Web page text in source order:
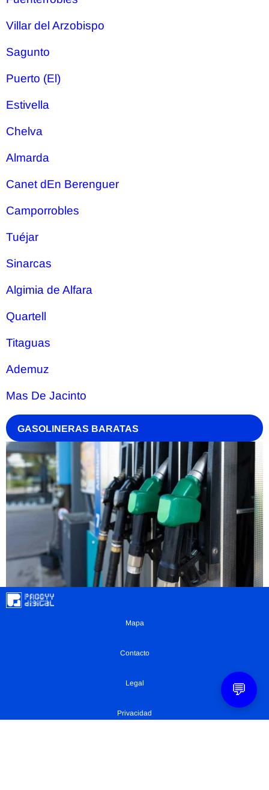
Villar del Arzobispo
Sagunto
Puerto (El)
Estivella
Chelva
Almarda
Canet dEn Berenguer
Camporrobles
Tuéjar
Sinarcas
Algimia de Alfara
Quartell
Titaguas
Ademuz
Mas De Jacinto
GASOLINERAS BARATAS
Mapa
Contacto
Legal
Privacidad
💬